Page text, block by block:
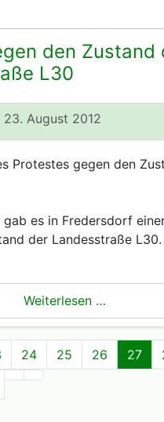
den Zustand
L30
August 2012
Protestes gegen den
gab es in Fredersdorf
der Landesstraße L30.
Weiterlesen …
24 25 26 27